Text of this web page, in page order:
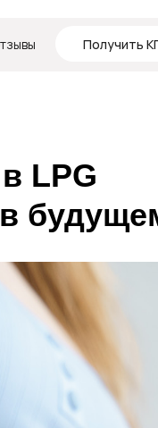
Вопросы-
Вопросы-
Получить
LPG